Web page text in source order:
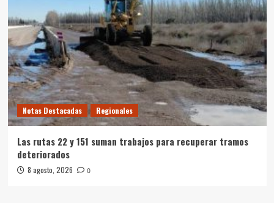
Notas Destacadas Regionales
Las rutas 22 y 151 suman trabajos para recuperar tramos
deteriorados
8 agosto, 2026 0